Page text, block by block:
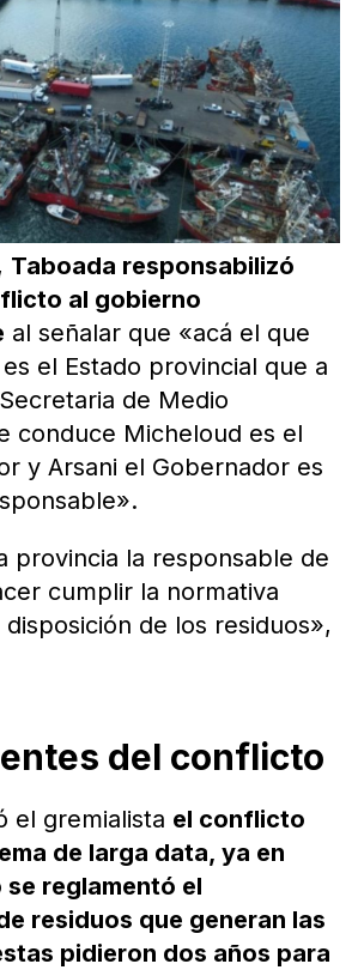
Taboada responsabilizó
al gobierno
al señalar que «acá el que
el Estado provincial que a
de Medio
conduce Micheloud es el
y Arsani el Gobernador es
provincia la responsable de
cumplir la normativa
de los residuos»,
del conflicto
el gremialista el conflicto
de larga data, ya en
se reglamentó el
residuos que generan las
pidieron dos años para